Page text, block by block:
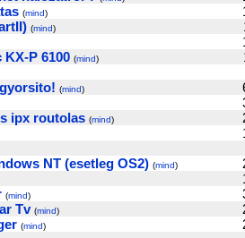
(mind)
(mind)
KX-P 6100 (mind)
(mind)
ipx routolas (mind)
NT (esetleg OS2) (mind)
(mind)
Tv (mind)
(mind)